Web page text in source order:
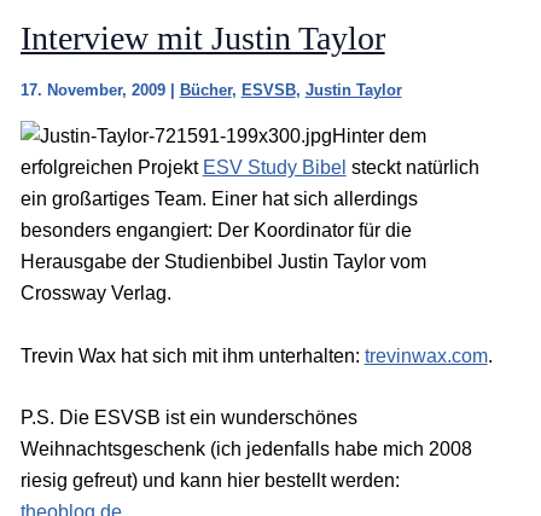
Interview mit Justin Taylor
17. November, 2009 Bücher, ESVSB, Justin Taylor
Hinter dem
erfolgreichen Projekt ESV Study Bibel steckt natürlich
ein großartiges Team. Einer hat sich allerdings
besonders engangiert: Der Koordinator für die
Herausgabe der Studienbibel Justin Taylor vom
Crossway Verlag.
Trevin Wax hat sich mit ihm unterhalten: trevinwax.com.
P.S. Die ESVSB ist ein wunderschönes
Weihnachtsgeschenk (ich jedenfalls habe mich 2008
riesig gefreut) und kann hier bestellt werden: